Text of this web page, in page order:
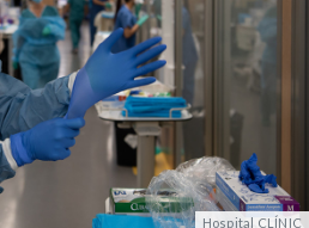
Hospital CLÍNIC